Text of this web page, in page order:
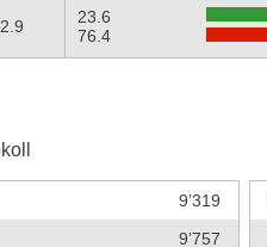
23.6
76.4
9’319
9’757